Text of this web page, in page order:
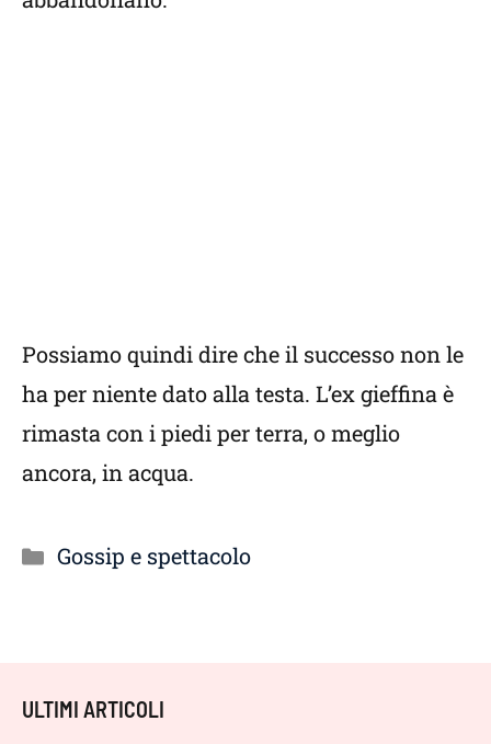
Possiamo quindi dire che il successo non le
ha per niente dato alla testa. L’ex gieffina è
rimasta con i piedi per terra, o meglio
ancora, in acqua.
Categorie
Gossip e spettacolo
ULTIMI ARTICOLI